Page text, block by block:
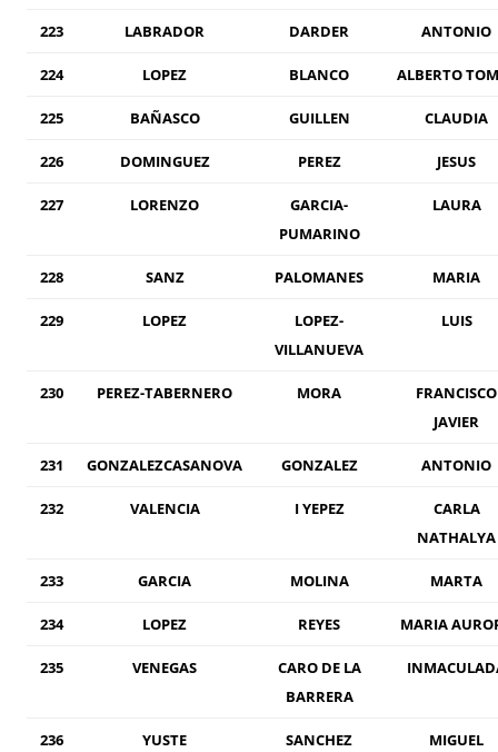
223 LABRADOR DARDER ANTONIO
224 LOPEZ BLANCO ALBERTO
225 BAÑASCO GUILLEN CLAUDIA
226 DOMINGUEZ PEREZ JESUS
227 LORENZO
GARCIA-
PUMARINO
LAURA
228 SANZ PALOMANES MARIA
229 LOPEZ
LOPEZ-
VILLANUEVA
LUIS
230 PEREZ-TABERNERO MORA
FRANCISCO
JAVIER
231 GONZALEZCASANOVA GONZALEZ ANTONIO
232 VALENCIA I YEPEZ
CARLA
NATHALYA
233 GARCIA MOLINA MARTA
234 LOPEZ REYES MARIA
235 VENEGAS
CARO DE LA
BARRERA
236 YUSTE SANCHEZ MIGUEL